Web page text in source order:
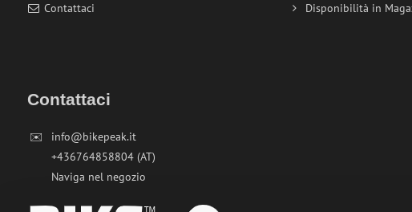
Contattaci
Disponibilità in
Contattaci
✉️
info@bikepeak.it
+436764858804 (AT)
Naviga nel negozio